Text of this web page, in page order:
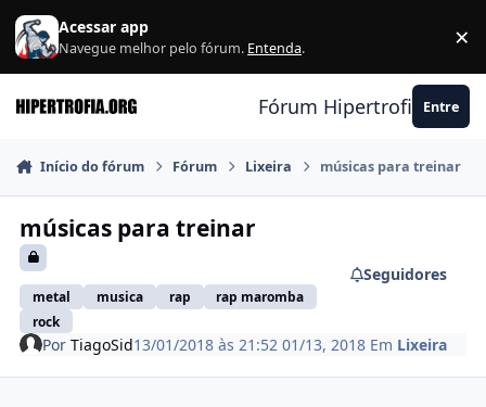
Ir para conteúdo
Acessar app
Navegue melhor pelo fórum. Entenda. ×
Fórum Hipertrofia.org
Entre
Início do fórum Fórum Lixeira músicas para treinar
músicas para treinar
metal musica rap
rap maromba
rock
Seguidores
PorTiagoSid13/01/2018 às 21:5201/13, 2018 Em Lixeira